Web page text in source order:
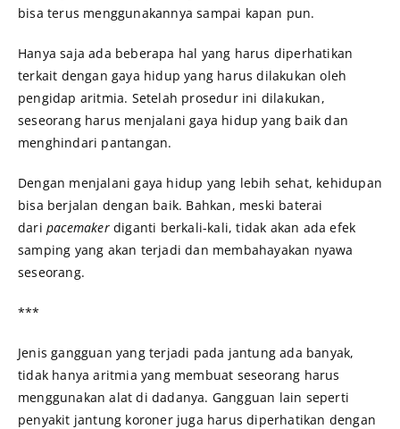
bisa terus menggunakannya sampai kapan pun.
Hanya saja ada beberapa hal yang harus diperhatikan
terkait dengan gaya hidup yang harus dilakukan oleh
pengidap aritmia. Setelah prosedur ini dilakukan,
seseorang harus menjalani gaya hidup yang baik dan
menghindari pantangan.
Dengan menjalani gaya hidup yang lebih sehat, kehidupan
bisa berjalan dengan baik. Bahkan, meski baterai
dari pacemakerdiganti berkali-kali, tidak akan ada efek
samping yang akan terjadi dan membahayakan nyawa
seseorang.
***
Jenis gangguan yang terjadi pada jantung ada banyak,
tidak hanya aritmia yang membuat seseorang harus
menggunakan alat di dadanya. Gangguan lain seperti
penyakit jantung koroner juga harus diperhatikan dengan